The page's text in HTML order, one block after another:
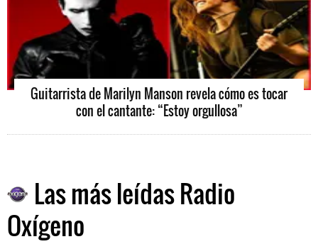
Guitarrista de Marilyn Manson revela cómo es tocar
con el cantante: “Estoy orgullosa”
Las más leídas Radio
Oxígeno